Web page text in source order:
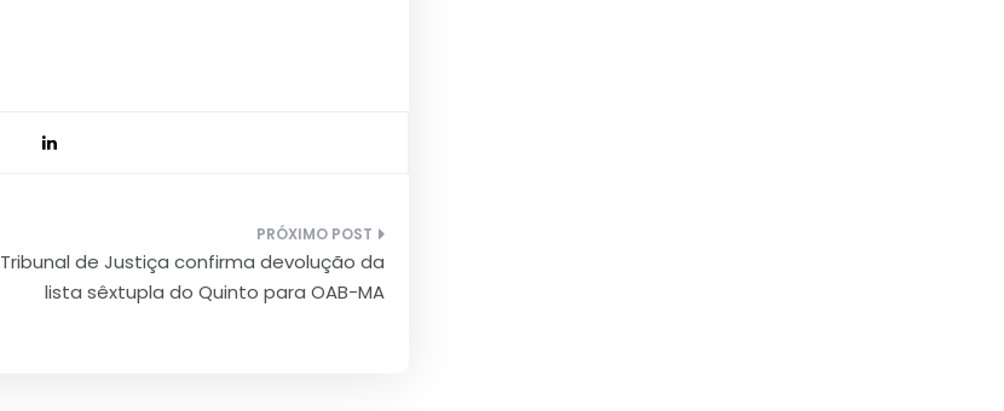
Tribunal de Justiça confirma devolução da
lista sêxtupla do Quinto para OAB-MA